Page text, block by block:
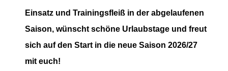
Einsatz und Trainingsfleiß in der abgelaufenen
Saison, wünscht schöne Urlaubstage und freut
sich auf den Start in die neue Saison 2026/27
mit euch!